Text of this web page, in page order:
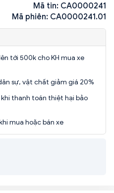
Mã tin: CA0000241
Mã phiên: CA0000241.01
tới 500k cho KH mua xe
sự, vật chất giảm giá 20%
thanh toán thiệt hại bảo
mua hoặc bán xe